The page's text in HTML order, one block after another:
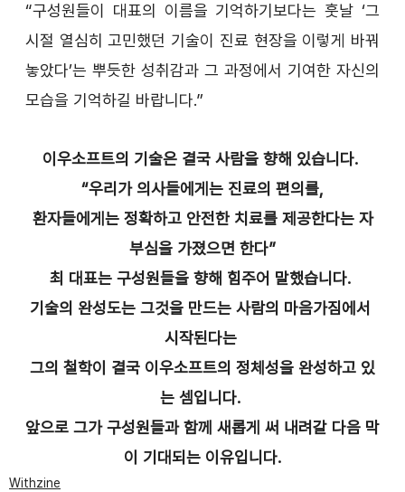
“구성원들이 대표의 이름을 기억하기보다는 훗날 ‘그
시절 열심히 고민했던 기술이 진료 현장을 이렇게 바꿔
놓았다’는 뿌듯한 성취감과 그 과정에서 기여한 자신의
모습을 기억하길 바랍니다.”
이우소프트의 기술은 결국 사람을 향해 있습니다.
“우리가 의사들에게는 진료의 편의를,
환자들에게는 정확하고 안전한 치료를 제공한다는 자
부심을 가졌으면 한다”
최 대표는 구성원들을 향해 힘주어 말했습니다.
기술의 완성도는 그것을 만드는 사람의 마음가짐에서
시작된다는
그의 철학이 결국 이우소프트의 정체성을 완성하고 있
는 셈입니다.
앞으로 그가 구성원들과 함께 새롭게 써 내려갈 다음 막
이 기대되는 이유입니다.
Withzine